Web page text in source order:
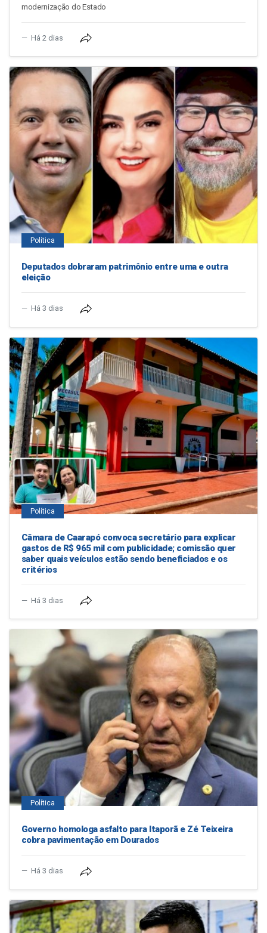
modernização do Estado
Há 2 dias
Política
Deputados dobraram patrimônio entre uma e outra
eleição
Há 3 dias
Política
Câmara de Caarapó convoca secretário para explicar
gastos de R$ 965 mil com publicidade; comissão quer
saber quais veículos estão sendo beneficiados e os
critérios
Há 3 dias
Política
Governo homologa asfalto para Itaporã e Zé Teixeira
cobra pavimentação em Dourados
Há 3 dias